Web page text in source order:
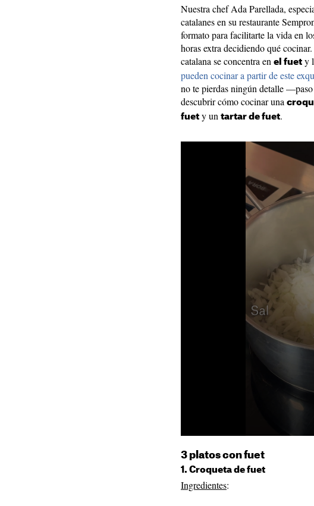
Nuestra chef Ada Parellada,
catalanes en su restaurante
formato para facilitarte la vida en
horas extra decidiendo qué
catalana se concentra en el fuet y
pueden cocinar a partir de este
no te pierdas ningún detalle
descubrir cómo cocinar una
fuet y un tartar de fuet.
3 platos con fuet
1. Croqueta de fuet
Ingredientes: